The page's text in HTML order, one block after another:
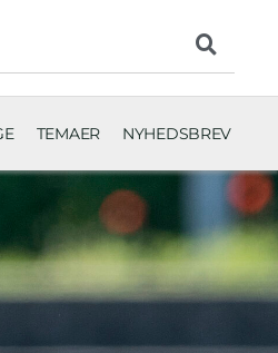
TEMAER NYHEDSBREV